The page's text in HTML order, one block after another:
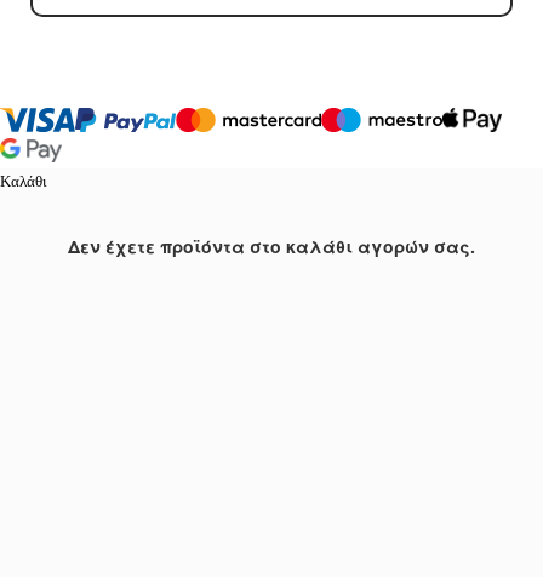
Καλάθι
Δεν έχετε προϊόντα στο καλάθι αγορών σας.